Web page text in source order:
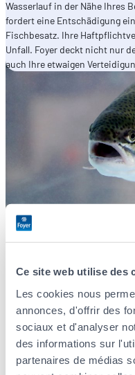
Ce site web utilise des
Les cookies nous
annonces, d'offrir des
sociaux et d'analyser
des informations sur
partenaires de médias
Wasserlauf in der Nähe Ihres
fordert eine Entschädigung
Fischbesatz. Ihre
Unfall. Foyer deckt nicht nur
auch Ihre etwaigen